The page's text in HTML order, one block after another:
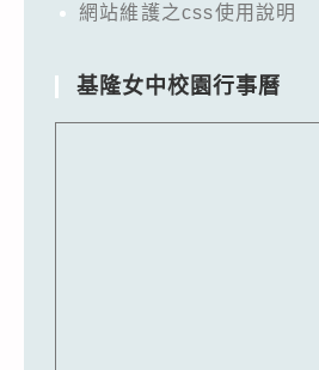
網站維護之css使用說明
基隆女中校園行事曆